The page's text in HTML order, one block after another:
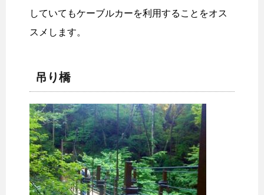
していてもケーブルカーを利用することをオス
スメします。
吊り橋